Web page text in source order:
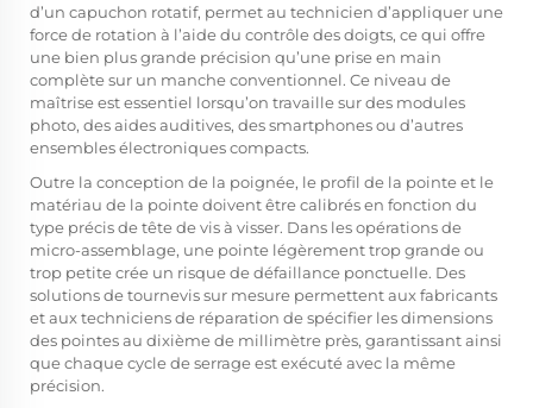
d’un capuchon rotatif, permet au technicien d’appliquer une
force de rotation à l’aide du contrôle des doigts, ce qui offre
une bien plus grande précision qu’une prise en main
complète sur un manche conventionnel. Ce niveau de
maîtrise est essentiel lorsqu’on travaille sur des modules
photo, des aides auditives, des smartphones ou d’autres
ensembles électroniques compacts.
Outre la conception de la poignée, le profil de la pointe et le
matériau de la pointe doivent être calibrés en fonction du
type précis de tête de vis à visser. Dans les opérations de
micro-assemblage, une pointe légèrement trop grande ou
trop petite crée un risque de défaillance ponctuelle. Des
solutions de tournevis sur mesure permettent aux fabricants
et aux techniciens de réparation de spécifier les dimensions
des pointes au dixième de millimètre près, garantissant ainsi
que chaque cycle de serrage est exécuté avec la même
précision.